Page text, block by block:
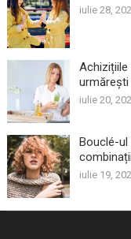
iulie 28,
Achizițiile
iulie 20,
Bouclé-ul
iulie 19,